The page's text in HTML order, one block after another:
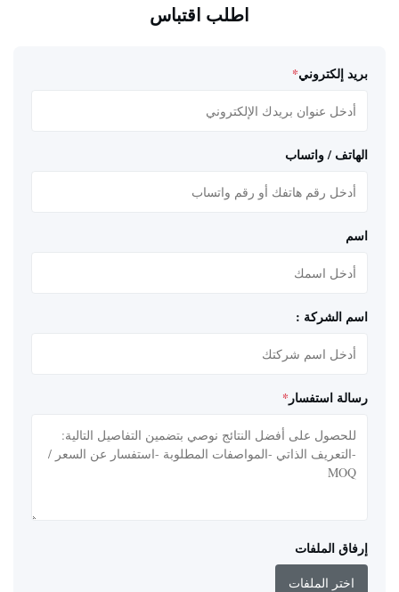
اطلب اقتباس
بريد إلكتروني*
الهاتف / واتساب
اسم
اسم الشركة :
رسالة استفسار *
إرفاق الملفات
اختر الملفات